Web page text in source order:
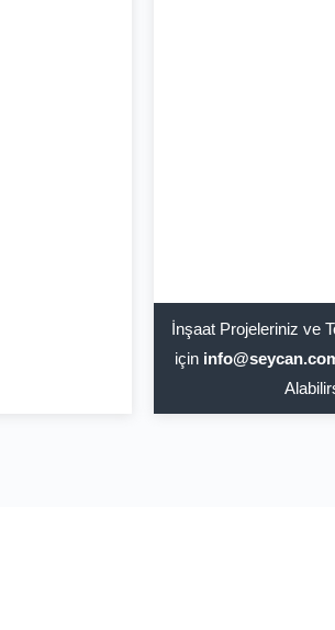
İnşaat Projeleriniz ve
için